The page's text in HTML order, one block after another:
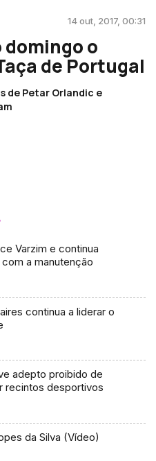
14 out, 2017, 00:31
domingo o
de Portugal
de Petar Orlandic e
Varzim e continua
a manutenção
continua a liderar o
adepto proibido de
recintos desportivos
da Silva (Vídeo)